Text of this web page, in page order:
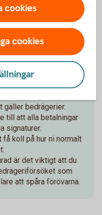
brådskande
Gör tester som
polisen och
har kunskaper på
gäller bedrägerier.
till att alla betalningar
signaturer.
få koll på hur ni normalt
är det viktigt att du
som
att spåra förövarna.
cookies
cookies